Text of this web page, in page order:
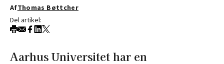
AfThomas Bøttcher
Del artikel:
Aarhus Universitet har en